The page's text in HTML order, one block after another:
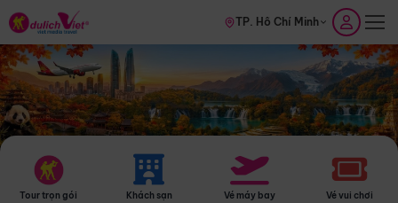
TP. Hồ Chí Minh
Tour trọn gói Khách sạn Vé máy bay Vé vui chơi